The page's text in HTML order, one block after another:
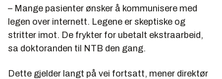
– Mange pasienter ønsker å kommunisere med
legen over internett. Legene er skeptiske og
stritter imot. De frykter for ubetalt ekstraarbeid,
sa doktoranden til NTB den gang.
Dette gjelder langt på vei fortsatt, mener direktør